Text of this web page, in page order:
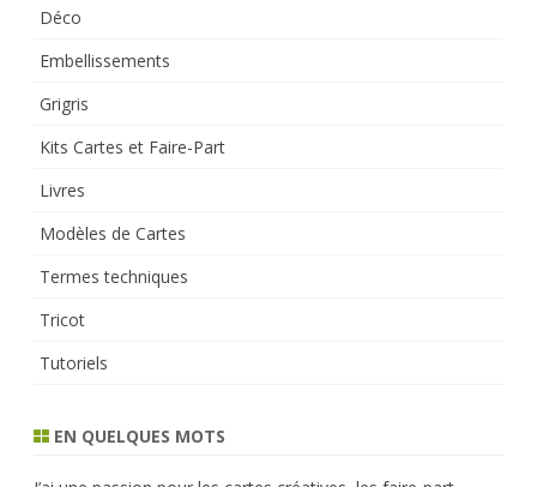
Déco
Embellissements
Grigris
Kits Cartes et Faire-Part
Livres
Modèles de Cartes
Termes techniques
Tricot
Tutoriels
EN QUELQUES MOTS